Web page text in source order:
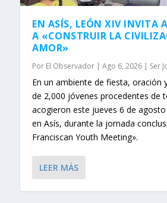
EN ASÍS, LEÓN XIV INVITA
A «CONSTRUIR LA
AMOR»
Por El Observador |Ago 6, 2026 | Ser
En un ambiente de fiesta, oración
de 2,000 jóvenes procedentes de
acogieron este jueves 6 de
en Asís, durante la jornada
Franciscan Youth Meeting».
LEER MÁS